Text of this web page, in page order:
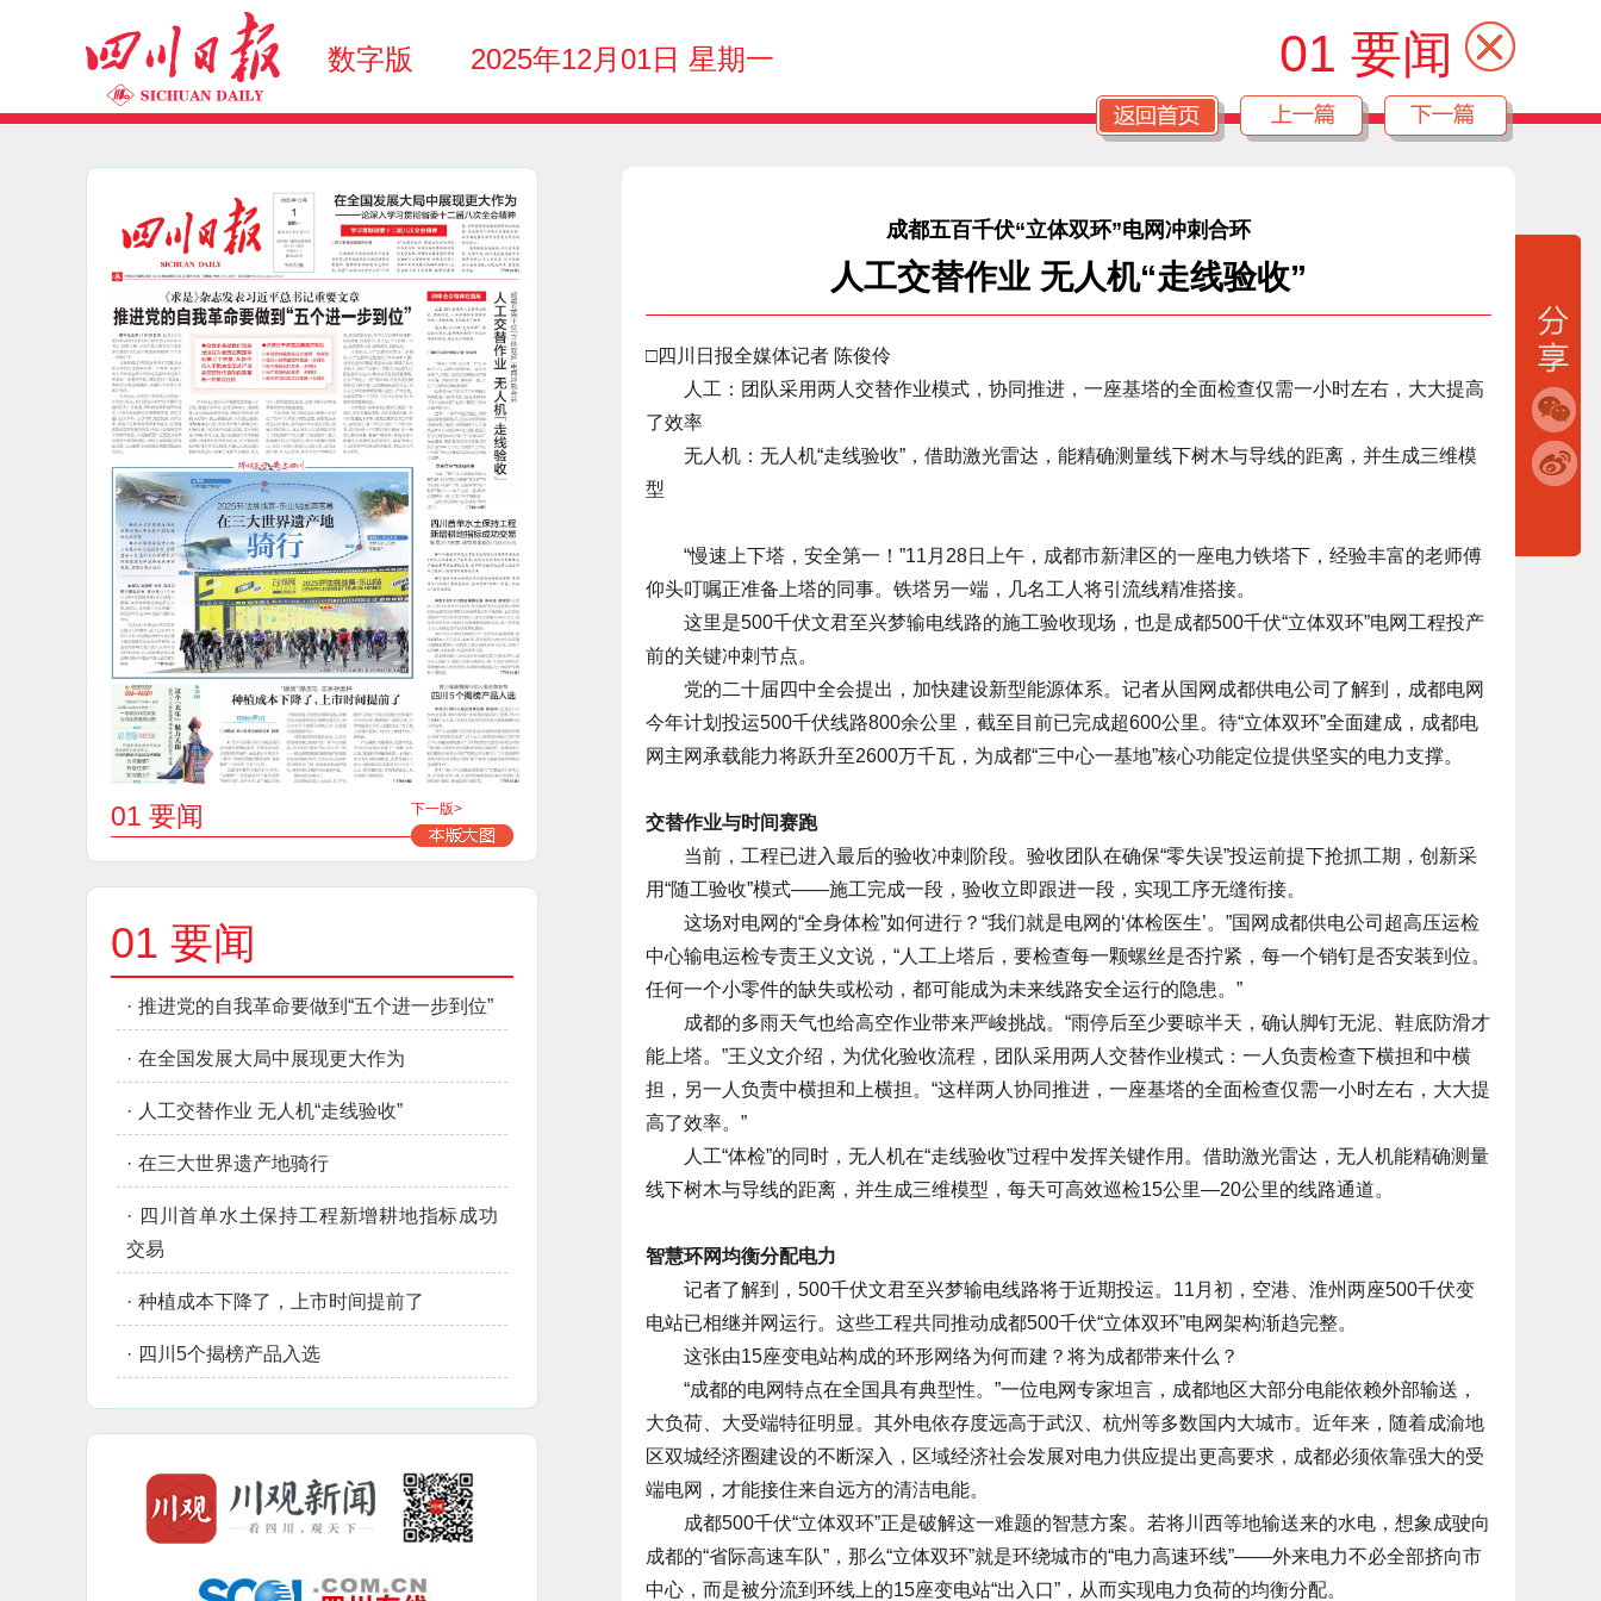
数字版 2025年12月01日 星期一 01 要闻
01 要闻 下一版>
01 要闻
· 推进党的自我革命要做到“五个进一步到位”
· 在全国发展大局中展现更大作为
· 人工交替作业 无人机“走线验收”
· 在三大世界遗产地骑行
· 四川首单水土保持工程新增耕地指标成功
交易
· 种植成本下降了，上市时间提前了
· 四川5个揭榜产品入选
成都五百千伏“立体双环”电网冲刺合环
人工交替作业 无人机“走线验收”
□四川日报全媒体记者 陈俊伶
人工：团队采用两人交替作业模式，协同推进，一座基塔的全面检查仅需一小时左右，大大提高
了效率
无人机：无人机“走线验收”，借助激光雷达，能精确测量线下树木与导线的距离，并生成三维模
型
“慢速上下塔，安全第一！”11月28日上午，成都市新津区的一座电力铁塔下，经验丰富的老师傅
仰头叮嘱正准备上塔的同事。铁塔另一端，几名工人将引流线精准搭接。
这里是500千伏文君至兴梦输电线路的施工验收现场，也是成都500千伏“立体双环”电网工程投产
前的关键冲刺节点。
党的二十届四中全会提出，加快建设新型能源体系。记者从国网成都供电公司了解到，成都电网
今年计划投运500千伏线路800余公里，截至目前已完成超600公里。待“立体双环”全面建成，成都电
网主网承载能力将跃升至2600万千瓦，为成都“三中心一基地”核心功能定位提供坚实的电力支撑。
交替作业与时间赛跑
当前，工程已进入最后的验收冲刺阶段。验收团队在确保“零失误”投运前提下抢抓工期，创新采
用“随工验收”模式——施工完成一段，验收立即跟进一段，实现工序无缝衔接。
这场对电网的“全身体检”如何进行？“我们就是电网的‘体检医生’。”国网成都供电公司超高压运检
中心输电运检专责王义文说，“人工上塔后，要检查每一颗螺丝是否拧紧，每一个销钉是否安装到位。
任何一个小零件的缺失或松动，都可能成为未来线路安全运行的隐患。”
成都的多雨天气也给高空作业带来严峻挑战。“雨停后至少要晾半天，确认脚钉无泥、鞋底防滑才
能上塔。”王义文介绍，为优化验收流程，团队采用两人交替作业模式：一人负责检查下横担和中横
担，另一人负责中横担和上横担。“这样两人协同推进，一座基塔的全面检查仅需一小时左右，大大提
高了效率。”
人工“体检”的同时，无人机在“走线验收”过程中发挥关键作用。借助激光雷达，无人机能精确测量
线下树木与导线的距离，并生成三维模型，每天可高效巡检15公里—20公里的线路通道。
智慧环网均衡分配电力
记者了解到，500千伏文君至兴梦输电线路将于近期投运。11月初，空港、淮州两座500千伏变
电站已相继并网运行。这些工程共同推动成都500千伏“立体双环”电网架构渐趋完整。
这张由15座变电站构成的环形网络为何而建？将为成都带来什么？
“成都的电网特点在全国具有典型性。”一位电网专家坦言，成都地区大部分电能依赖外部输送，
大负荷、大受端特征明显。其外电依存度远高于武汉、杭州等多数国内大城市。近年来，随着成渝地
区双城经济圈建设的不断深入，区域经济社会发展对电力供应提出更高要求，成都必须依靠强大的受
端电网，才能接住来自远方的清洁电能。
成都500千伏“立体双环”正是破解这一难题的智慧方案。若将川西等地输送来的水电，想象成驶向
成都的“省际高速车队”，那么“立体双环”就是环绕城市的“电力高速环线”——外来电力不必全部挤向市
中心，而是被分流到环线上的15座变电站“出入口”，从而实现电力负荷的均衡分配。